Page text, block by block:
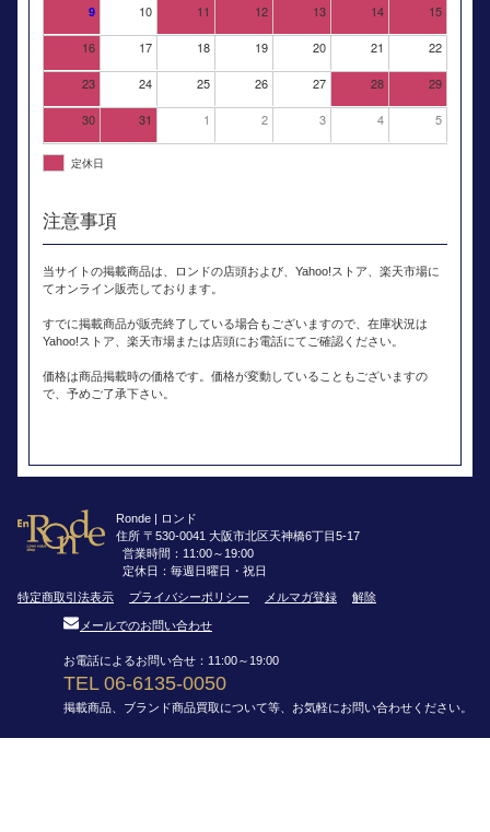
9 10 11 12 13 14 15
16 17 18 19 20 21 22
23 24 25 26 27 28 29
30 31 1 2 3 4 5
定休日
注意事項
当サイトの掲載商品は、ロンドの店頭および、Yahoo!ストア、楽天市場に
てオンライン販売しております。
すでに掲載商品が販売終了している場合もございますので、在庫状況は
Yahoo!ストア、楽天市場または店頭にお電話にてご確認ください。
価格は商品掲載時の価格です。価格が変動していることもございますの
で、予めご了承下さい。
Ronde | ロンド
住所 〒530-0041 大阪市北区天神橋6丁目5-17
営業時間：11:00～19:00
定休日：毎週日曜日・祝日
特定商取引法表示
プライバシーポリシー メルマガ登録 解除
メールでのお問い合わせ
お電話によるお問い合せ：11:00～19:00
TEL 06-6135-0050
掲載商品、ブランド商品買取について等、お気軽にお問い合わせください。